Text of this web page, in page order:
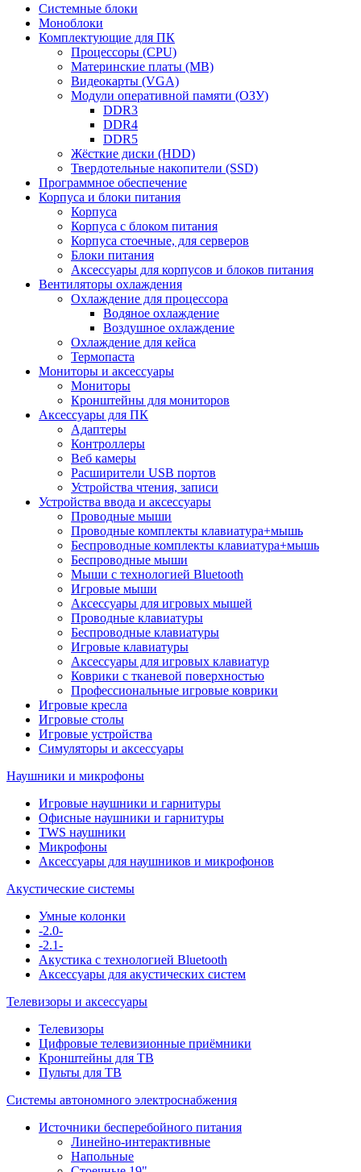
Системные блоки
Моноблоки
Комплектующие для ПК
Процессоры (CPU)
Материнские платы (MB)
Видеокарты (VGA)
Модули оперативной памяти (ОЗУ)
DDR3
DDR4
DDR5
Жёсткие диски (HDD)
Твердотельные накопители (SSD)
Программное обеспечение
Корпуса и блоки питания
Корпуса
Корпуса с блоком питания
Корпуса стоечные, для серверов
Блоки питания
Аксессуары для корпусов и блоков питания
Вентиляторы охлаждения
Охлаждение для процессора
Водяное охлаждение
Воздушное охлаждение
Охлаждение для кейса
Термопаста
Мониторы и аксессуары
Мониторы
Кронштейны для мониторов
Аксессуары для ПК
Адаптеры
Контроллеры
Веб камеры
Расширители USB портов
Устройства чтения, записи
Устройства ввода и аксессуары
Проводные мыши
Проводные комплекты клавиатура+мышь
Беспроводные комплекты клавиатура+мышь
Беспроводные мыши
Мыши с технологией Bluetooth
Игровые мыши
Аксессуары для игровых мышей
Проводные клавиатуры
Беспроводные клавиатуры
Игровые клавиатуры
Аксессуары для игровых клавиатур
Коврики с тканевой поверхностью
Профессиональные игровые коврики
Игровые кресла
Игровые столы
Игровые устройства
Симуляторы и аксессуары
Наушники и микрофоны
Игровые наушники и гарнитуры
Офисные наушники и гарнитуры
TWS наушники
Микрофоны
Аксессуары для наушников и микрофонов
Акустические системы
Умные колонки
-2.0-
-2.1-
Акустика с технологией Bluetooth
Аксессуары для акустических систем
Телевизоры и аксессуары
Телевизоры
Цифровые телевизионные приёмники
Кронштейны для ТВ
Пульты для ТВ
Системы автономного электроснабжения
Источники бесперебойного питания
Линейно-интерактивные
Напольные